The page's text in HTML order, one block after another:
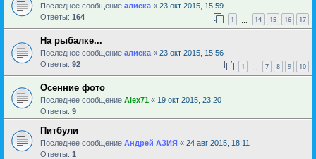
Последнее сообщение алиска « 23 окт 2015, 15:59
Ответы: 164 1 14 15 16 17
На рыбалке...
Последнее сообщение алиска « 23 окт 2015, 15:56
Ответы: 92 1 7 8 9 10
Осенние фото
Последнее сообщение Alex71 « 19 окт 2015, 23:20
Ответы: 9
Питбули
Последнее сообщение Андрей АЗИЯ « 24 авг 2015, 18:11
Ответы: 1